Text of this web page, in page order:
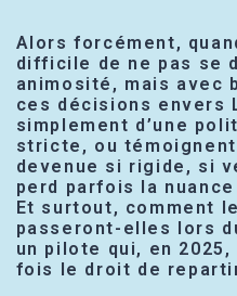
Alors forcément,
difficile de ne pas se
animosité, mais avec
ces décisions envers
simplement d’une
stricte, ou
devenue si rigide, si
perd parfois la nuance
Et surtout, comment
passeront-elles lors
un pilote qui, en 2025,
fois le droit de